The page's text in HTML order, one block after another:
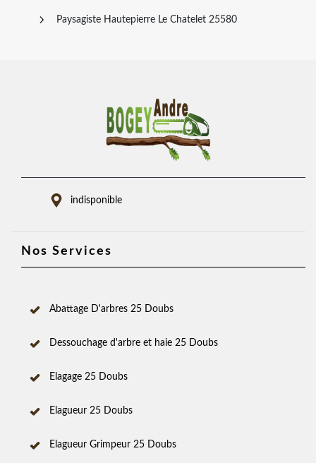
Paysagiste Hautepierre Le Chatelet 25580
indisponible
Nos Services
Abattage D'arbres 25 Doubs
Dessouchage d'arbre et haie 25 Doubs
Elagage 25 Doubs
Elagueur 25 Doubs
Elagueur Grimpeur 25 Doubs